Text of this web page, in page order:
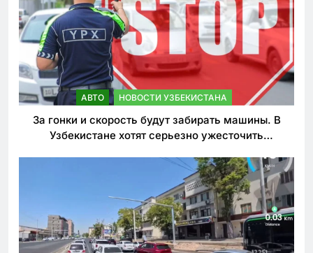
АВТО НОВОСТИ УЗБЕКИСТАНА
За гонки и скорость будут забирать машины. В
Узбекистане хотят серьезно ужесточить